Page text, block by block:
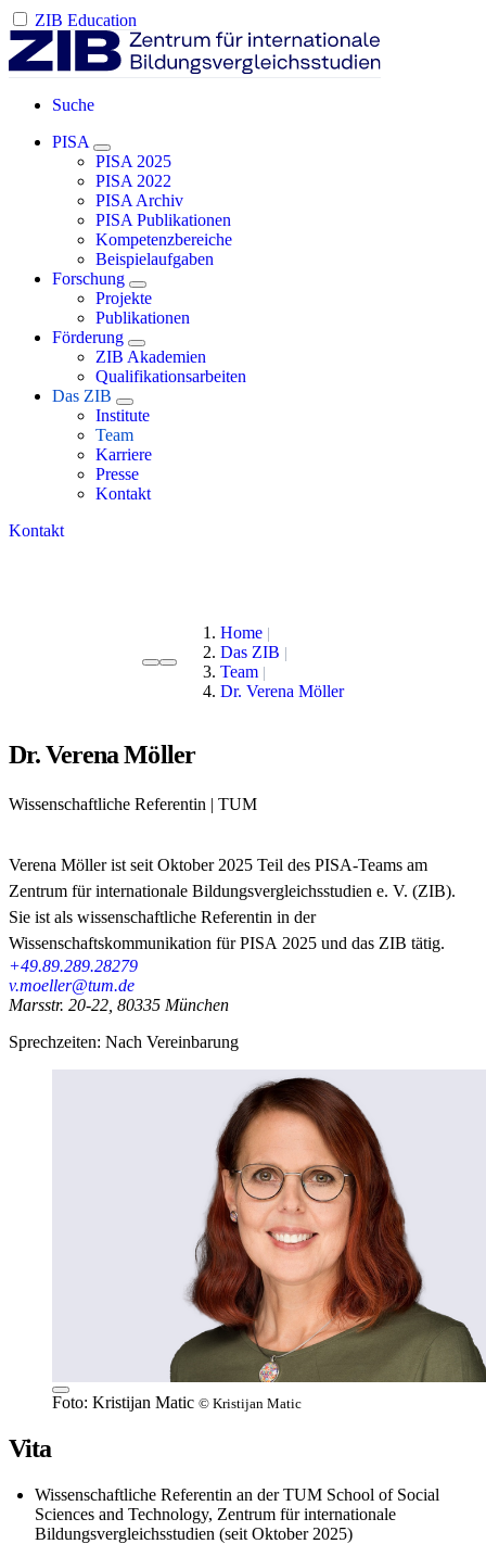
ZIB Education
Suche
PISA
PISA 2025
PISA 2022
PISA Archiv
PISA Publikationen
Kompetenzbereiche
Beispielaufgaben
Forschung
Projekte
Publikationen
Förderung
ZIB Akademien
Qualifikationsarbeiten
Das ZIB
Institute
Team
Karriere
Presse
Kontakt
Kontakt
Home
Das ZIB
Team
Dr. Verena Möller
Dr. Verena Möller
Wissenschaftliche Referentin | TUM
Verena Möller ist seit Oktober 2025 Teil des PISA-Teams am
Zentrum für internationale Bildungsvergleichsstudien e. V. (ZIB).
Sie ist als wissenschaftliche Referentin in der
Wissenschaftskommunikation für PISA 2025 und das ZIB tätig.
+49.89.289.28279
v.moeller@tum.de
Marsstr. 20-22, 80335 München
Sprechzeiten: Nach Vereinbarung
Foto: Kristijan Matic © Kristijan Matic
Vita
Wissenschaftliche Referentin an der TUM School of Social
Sciences and Technology, Zentrum für internationale
Bildungsvergleichsstudien (seit Oktober 2025)